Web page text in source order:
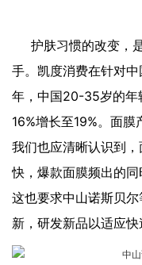
护肤习惯的改变，
手。凯度消费在针对
年，中国20-35岁的年
16%增长至19%。面膜
我们也应清晰认识到
快，爆款面膜频出的同
这也要求中山诺斯贝
新，研发新品以适应快